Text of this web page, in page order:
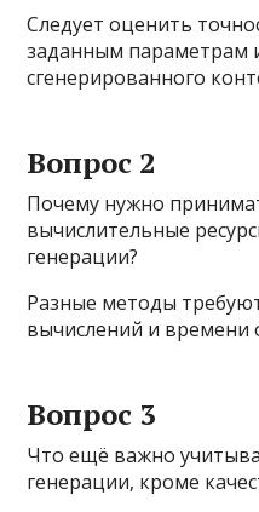
Следует оценить
заданным параметрам
сгенерированного
Вопрос 2
Почему нужно
вычислительные
генерации?
Разные методы
вычислений и времени
Вопрос 3
Что ещё важно
генерации, кроме